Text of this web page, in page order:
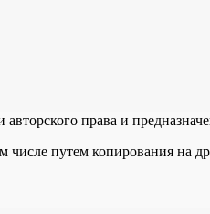
права и
числе путем копирования